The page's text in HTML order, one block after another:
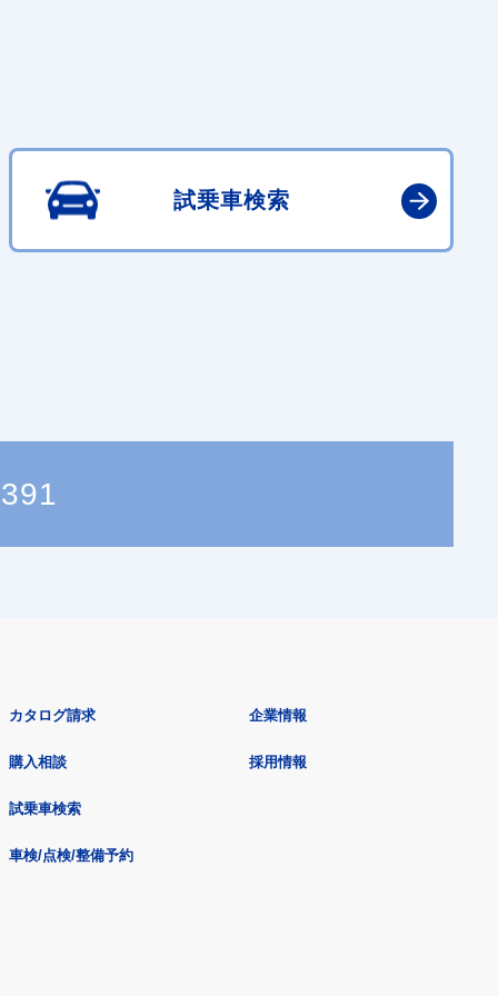
試乗車検索
カタログ請求
購入相談
試乗車検索
車検/点検/整備予約
企業情報
採用情報